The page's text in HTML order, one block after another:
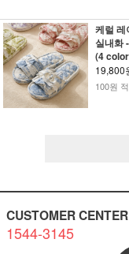
케럴 레
실내화
(4
19,800
100원
CUSTOMER CENTER
1544-3145